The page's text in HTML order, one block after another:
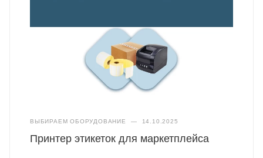
ВЫБИРАЕМ ОБОРУДОВАНИЕ — 14.10.2025
Принтер этикеток для маркетплейса